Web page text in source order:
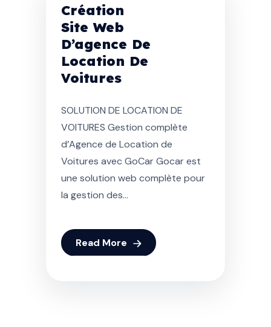
Création
Site Web
D’agence De
Location De
Voitures
SOLUTION DE LOCATION DE
VOITURES Gestion complète
d’Agence de Location de
Voitures avec GoCar Gocar est
une solution web complète pour
la gestion des...
Read More